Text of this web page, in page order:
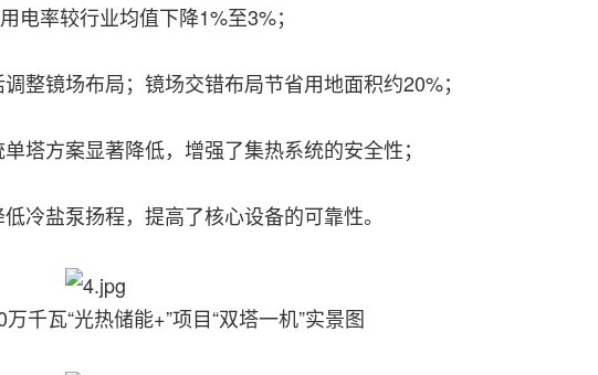
电率较行业均值下降1%至3%；
整镜场布局；镜场交错布局节省用地面积约20%；
塔方案显著降低，增强了集热系统的安全性；
冷盐泵扬程，提高了核心设备的可靠性。
千瓦“光热储能+”项目“双塔一机”实景图